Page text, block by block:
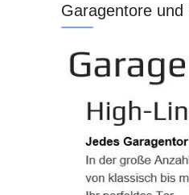
Garagentore und